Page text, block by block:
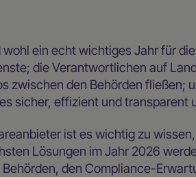
ein echt wichtiges Jahr für
die Verantwortlichen auf
zwischen den Behörden fließen;
sicher, effizient und transparent
ist es wichtig zu
Lösungen im Jahr 2026
Behörden, den Compliance-